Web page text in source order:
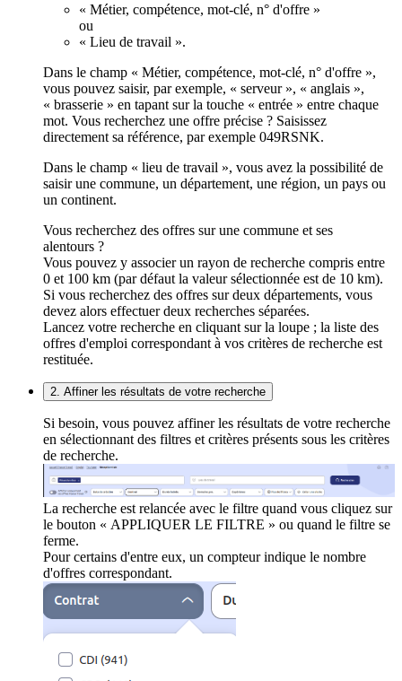
« Métier, compétence, mot-clé, n° d'offre »
ou
« Lieu de travail ».
Dans le champ « Métier, compétence, mot-clé, n° d'offre »,
vous pouvez saisir, par exemple, « serveur », « anglais »,
« brasserie » en tapant sur la touche « entrée » entre chaque
mot. Vous recherchez une offre précise ? Saisissez
directement sa référence, par exemple 049RSNK.
Dans le champ « lieu de travail », vous avez la possibilité de
saisir une commune, un département, une région, un pays ou
un continent.
Vous recherchez des offres sur une commune et ses
alentours ?
Vous pouvez y associer un rayon de recherche compris entre
0 et 100 km (par défaut la valeur sélectionnée est de 10 km).
Si vous recherchez des offres sur deux départements, vous
devez alors effectuer deux recherches séparées.
Lancez votre recherche en cliquant sur la loupe ; la liste des
offres d'emploi correspondant à vos critères de recherche est
restituée.
2. Affiner les résultats de votre recherche
Si besoin, vous pouvez affiner les résultats de votre recherche
en sélectionnant des filtres et critères présents sous les critères
de recherche.
La recherche est relancée avec le filtre quand vous cliquez sur
le bouton « APPLIQUER LE FILTRE » ou quand le filtre se
ferme.
Pour certains d'entre eux, un compteur indique le nombre
d'offres correspondant.